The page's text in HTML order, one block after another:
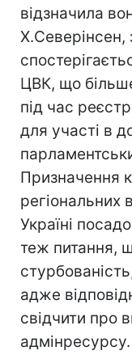
відзначила
Х.Северінсен,
ЦВК, що
під час
для участі в
Призначення
регіональних
Україні
теж питання,
адже
свідчити про